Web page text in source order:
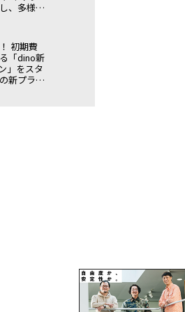
、多様な
初期費
「dino新
」をスタ
新プラン
の特別キ